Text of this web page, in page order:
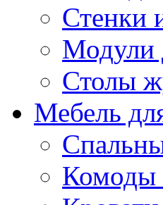
Стенки
Модули
Столы
Мебель
Комоды